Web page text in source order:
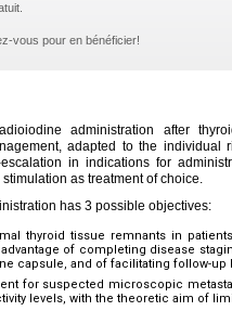
vous pour en bénéficier!
administration after
adapted to the individual
in indications for
as treatment of choice.
has 3 possible objectives:
thyroid tissue remnants in
advantage of completing disease
capsule, and of facilitating follow-up
for suspected microscopic
levels, with the theoretic aim of